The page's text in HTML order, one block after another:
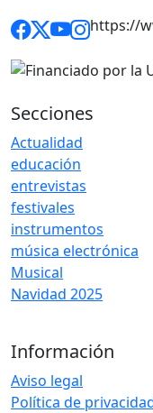
https://
Secciones
Actualidad
educación
entrevistas
festivales
instrumentos
música electrónica
Musical
Navidad 2025
Información
Aviso legal
Política de